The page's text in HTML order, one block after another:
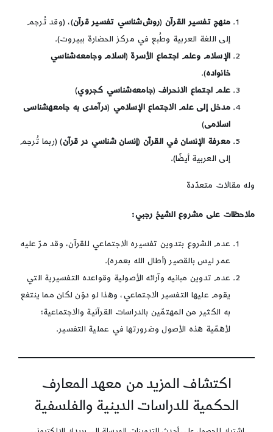
منهج تفسير القرآن (روش‌شناسي تفسير قرآن)، (وقد تُرجم
إلى اللغة العربية وطُبع في مركز الحضارة ببيروت).
الإسلام وعلم اجتماع الأسرة (اسلام وجامعه‌شناسي
خانواده).
علم اجتماع الانحراف (جامعه‌شناسي کجروي)
مدخل إلى علم الاجتماع الإسلامي (درآمدى به جامعه‏شناسى
اسلامى)
معرفة الإنسان في القرآن (إنسان ‌شناسي در قرآن) (ربما تُرجم
إلى العربية أيضًا).
وله مقالات متعدّدة
ملاحظات على مشروع الشيخ رجبي:
عدم الشروع بتدوين تفسيره الاجتماعي للقرآن، وقد مرّ عليه
عمر ليس بالقصير (أطال الله بعمره).
عدم تدوين مبانيه وآرائه الأصولية وقواعده التفسيرية التي
يقوم عليها التفسير الاجتماعي، وهذا لو دوّن لكان مما ينتفع
به الكثير من المهتمّين بالدراسات القرآنية والاجتماعية؛
لأهمّية هذه الأصول وضرورتها في عملية التفسير.
اكتشاف المزيد من معهد المعارف
الحكمية للدراسات الدينية والفلسفية